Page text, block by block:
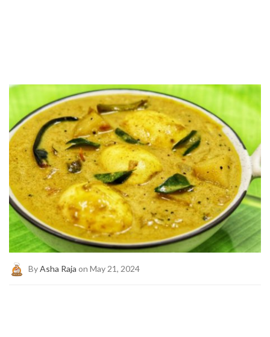
By Asha Raja on May 21, 2024